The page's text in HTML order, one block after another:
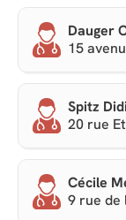
Dauger
15
Spitz
20 rue
Cécile
9 rue de